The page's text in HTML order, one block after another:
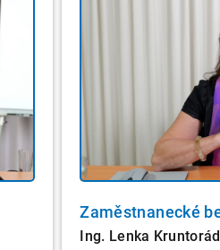
Zaměstnanecké
Ing. Lenka